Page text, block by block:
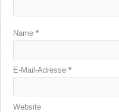
Name*
E-Mail-Adresse*
Website